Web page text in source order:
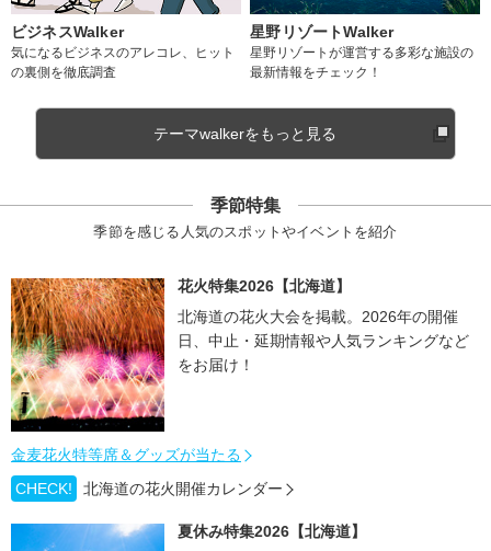
ビジネスWalker
気になるビジネスのアレコレ、ヒット
の裏側を徹底調査
星野リゾートWalker
星野リゾートが運営する多彩な施設の
最新情報をチェック！
テーマwalkerをもっと見る
季節特集
季節を感じる人気のスポットやイベントを紹介
花火特集2026【北海道】
北海道の花火大会を掲載。2026年の開催
日、中止・延期情報や人気ランキングなど
をお届け！
金麦花火特等席＆グッズが当たる
CHECK!
北海道の花火開催カレンダー
夏休み特集2026【北海道】